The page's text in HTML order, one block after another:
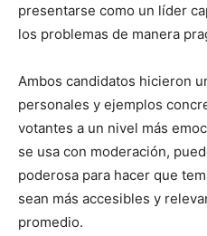
presentarse como un líder
los problemas de manera
Ambos candidatos hicieron
personales y ejemplos
votantes a un nivel más
se usa con moderación,
poderosa para hacer que
sean más accesibles y
promedio.